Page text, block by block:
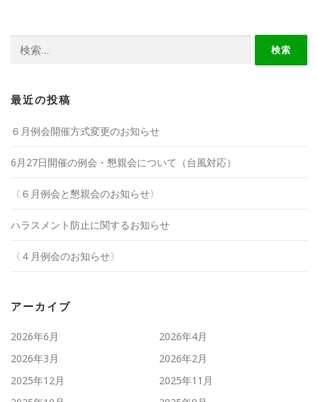
索:
最近の投稿
６月例会開催方式変更のお知らせ
6月27日開催の例会・懇親会について（台風対応）
〈６月例会と懇親会のお知らせ〉
ハラスメント防止に関するお知らせ
〈４月例会のお知らせ〉
アーカイブ
2026年6月
2026年4月
2026年3月
2026年2月
2025年12月
2025年11月